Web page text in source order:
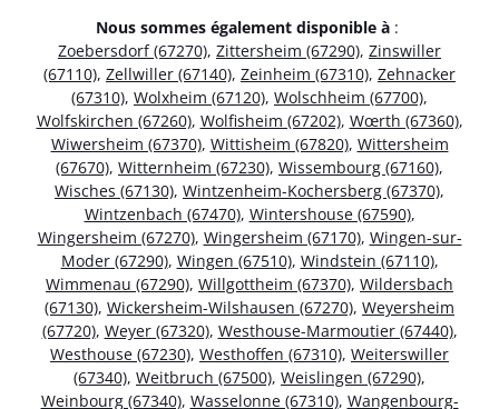
Nous sommes également disponible à :
Zoebersdorf (67270), Zittersheim (67290), Zinswiller
(67110), Zellwiller (67140), Zeinheim (67310), Zehnacker
(67310), Wolxheim (67120), Wolschheim (67700),
Wolfskirchen (67260), Wolfisheim (67202), Wœrth (67360),
Wiwersheim (67370), Wittisheim (67820), Wittersheim
(67670), Witternheim (67230), Wissembourg (67160),
Wisches (67130), Wintzenheim-Kochersberg (67370),
Wintzenbach (67470), Wintershouse (67590),
Wingersheim (67270), Wingersheim (67170), Wingen-sur-
Moder (67290), Wingen (67510), Windstein (67110),
Wimmenau (67290), Willgottheim (67370), Wildersbach
(67130), Wickersheim-Wilshausen (67270), Weyersheim
(67720), Weyer (67320), Westhouse-Marmoutier (67440),
Westhouse (67230), Westhoffen (67310), Weiterswiller
(67340), Weitbruch (67500), Weislingen (67290),
Weinbourg (67340), Wasselonne (67310), Wangenbourg-